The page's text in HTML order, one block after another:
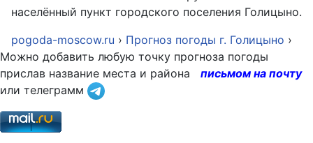
населённый пункт городского поселения Голицыно.
pogoda-moscow.ru › Прогноз погоды г. Голицыно ›
Можно добавить любую точку прогноза погоды
прислав название места и района
письмом на почту
или телеграмм